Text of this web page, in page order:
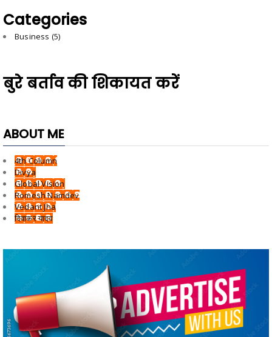
Categories
Business (5)
बुरे बर्ताव की शिकायत करें
ABOUT ME
4th Column
Divya
Global Vision
Romesh Namdev
Vedant Jha
दिवाकर यादव